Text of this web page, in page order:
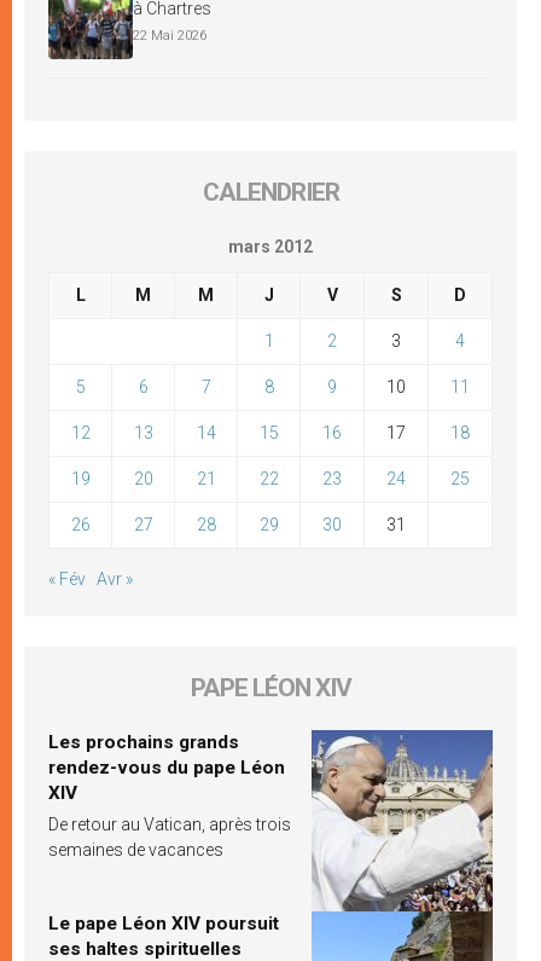
à Chartres
22 Mai 2026
CALENDRIER
mars 2012
L M M J V S D
1 2 3 4
5 6 7 8 9 10 11
12 13 14 15 16 17 18
19 20 21 22 23 24 25
26 27 28 29 30 31
« Fév Avr »
PAPE LÉON XIV
Les prochains grands
rendez-vous du pape Léon
XIV
De retour au Vatican, après trois
semaines de vacances
Le pape Léon XIV poursuit
ses haltes spirituelles